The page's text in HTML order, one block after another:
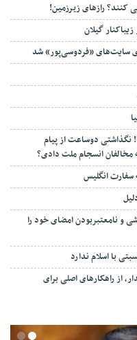
کنند؟ رازهای زیرزمین!
گیلان
سایت‌های «فردوسی‌پور» شد
نگذاشتی دوساعت از پیام
مخالفان انسجام ملت دادی؟
سفارت انگلیس
و نامعتبربودن امضای خود را
با اسلام ندارد
از راهکارهای اصلی برای